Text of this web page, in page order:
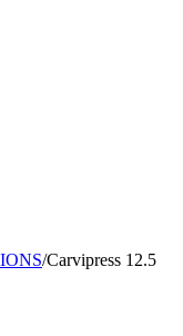
/Carvipress 12.5